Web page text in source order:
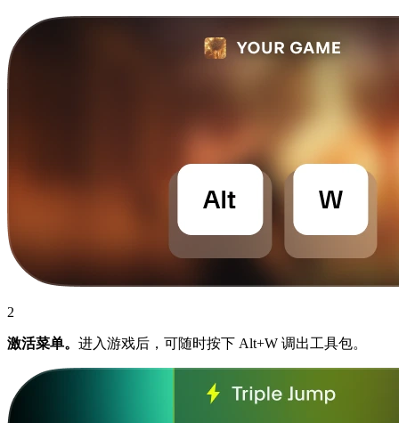
2
激活菜单。 进入游戏后，可随时按下 Alt+W 调出工具包。